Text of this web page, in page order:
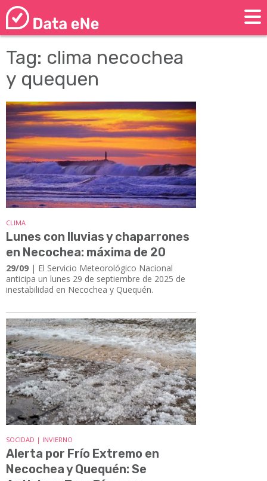
Tag: clima necochea
y quequen
CLIMA
Lunes con lluvias y chaparrones
en Necochea: máxima de 20
29/09 | El Servicio Meteorológico Nacional
anticipa un lunes 29 de septiembre de 2025 de
inestabilidad en Necochea y Quequén.
SOCIDAD | INVIERNO
Alerta por Frío Extremo en
Necochea y Quequén: Se